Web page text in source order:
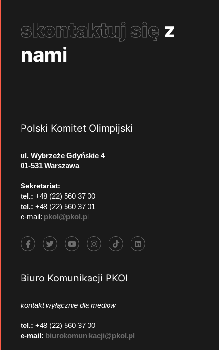
skontaktuj się z
nami
Polski Komitet Olimpijski
ul. Wybrzeże Gdyńskie 4
01-531 Warszawa
Sekretariat:
tel.: +48 (22) 560 37 00
tel.: +48 (22) 560 37 01
e-mail: pkol@pkol.pl
Biuro Komunikacji PKOl
kontakt wyłącznie dla mediów
tel.: +48 (22) 560 37 00
e-mail: biurokomunikacji@pkol.pl